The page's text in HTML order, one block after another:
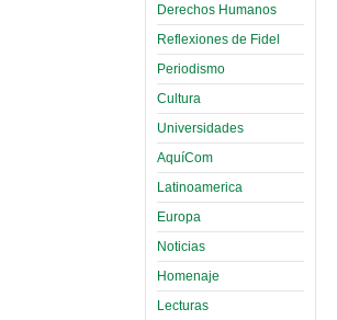
Derechos Humanos
Reflexiones de Fidel
Periodismo
Cultura
Universidades
AquíCom
Latinoamerica
Europa
Noticias
Homenaje
Lecturas